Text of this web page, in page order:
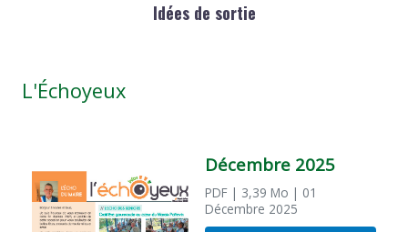
Idées de sortie
L'Échoyeux
Décembre 2025
PDF | 3,39 Mo | 01
Décembre 2025